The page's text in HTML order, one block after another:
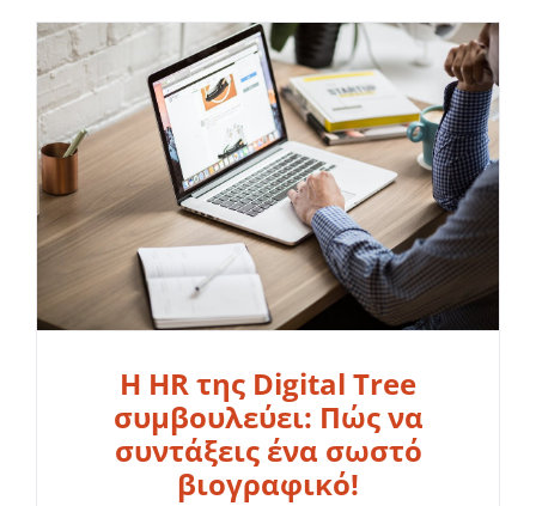
Η HR της Digital Tree
συμβουλεύει: Πώς να
συντάξεις ένα σωστό
βιογραφικό!